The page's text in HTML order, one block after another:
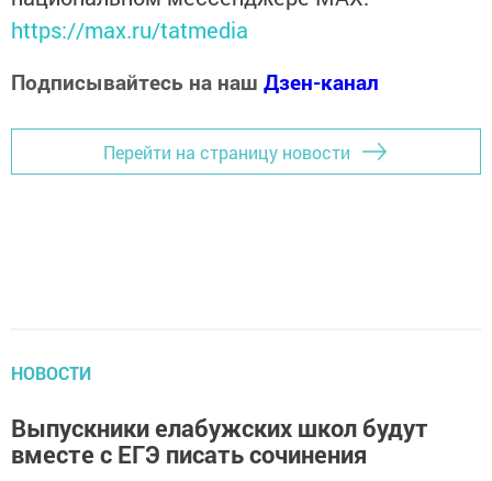
https://max.ru/tatmedia
Подписывайтесь на наш Дзен-канал
Перейти на страницу новости
НОВОСТИ
Выпускники елабужских школ будут
вместе с ЕГЭ писать сочинения